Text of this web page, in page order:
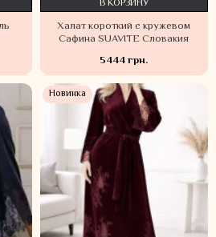
Халат короткий с кружевом
Сафина SUAVITE Словакия
5444 грн.
В КОРЗИНУ
Новинка